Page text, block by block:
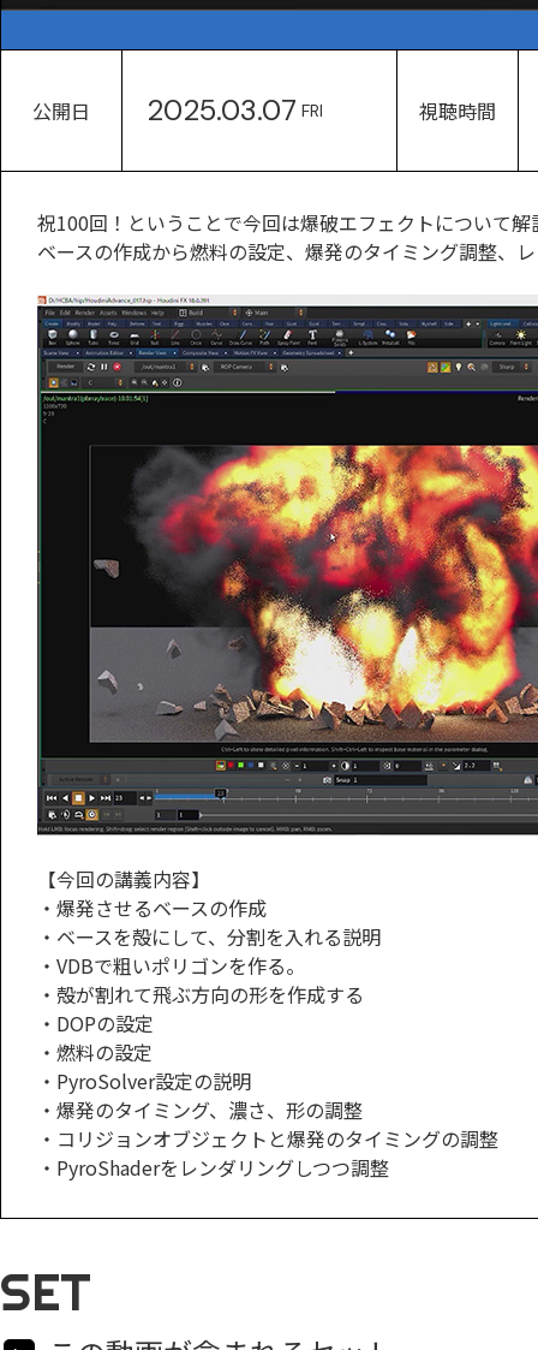
公開日 2025.03.07 FRI 視聴時間
祝100回！ということで今回は爆破エフェクトについて解
ベースの作成から燃料の設定、爆発のタイミング調整、
【今回の講義内容】
・爆発させるベースの作成
・ベースを殻にして、分割を入れる説明
・VDBで粗いポリゴンを作る。
・殻が割れて飛ぶ方向の形を作成する
・DOPの設定
・燃料の設定
・PyroSolver設定の説明
・爆発のタイミング、濃さ、形の調整
・コリジョンオブジェクトと爆発のタイミングの調整
・PyroShaderをレンダリングしつつ調整
SET